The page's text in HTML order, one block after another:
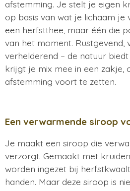
afstemming. Je stelt je eigen
op basis van wat je lichaam je
een herfstthee, maar één die
van het moment. Rustgevend,
verhelderend – de natuur
krijgt je mix mee in een zakje,
afstemming voort te zetten.
Een verwarmende siroop
Je maakt een siroop die
verzorgt. Gemaakt met
worden ingezet bij
handen. Maar deze siroop is